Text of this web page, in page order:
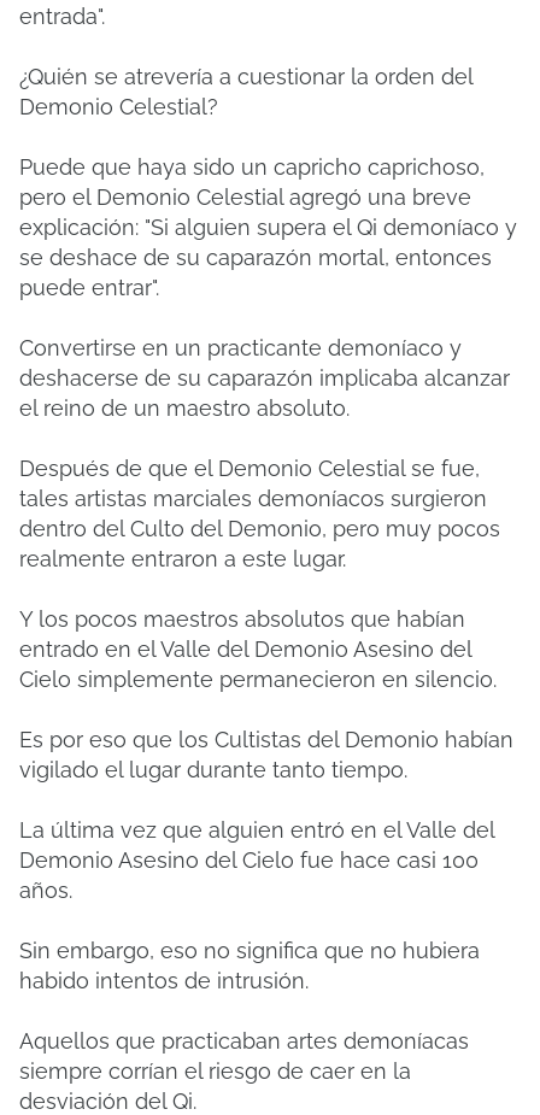
entrada".
¿Quién se atrevería a cuestionar la orden del
Demonio Celestial?
Puede que haya sido un capricho caprichoso,
pero el Demonio Celestial agregó una breve
explicación: "Si alguien supera el Qi demoníaco y
se deshace de su caparazón mortal, entonces
puede entrar".
Convertirse en un practicante demoníaco y
deshacerse de su caparazón implicaba alcanzar
el reino de un maestro absoluto.
Después de que el Demonio Celestial se fue,
tales artistas marciales demoníacos surgieron
dentro del Culto del Demonio, pero muy pocos
realmente entraron a este lugar.
Y los pocos maestros absolutos que habían
entrado en el Valle del Demonio Asesino del
Cielo simplemente permanecieron en silencio.
Es por eso que los Cultistas del Demonio habían
vigilado el lugar durante tanto tiempo.
La última vez que alguien entró en el Valle del
Demonio Asesino del Cielo fue hace casi 100
años.
Sin embargo, eso no significa que no hubiera
habido intentos de intrusión.
Aquellos que practicaban artes demoníacas
siempre corrían el riesgo de caer en la
desviación del Qi.